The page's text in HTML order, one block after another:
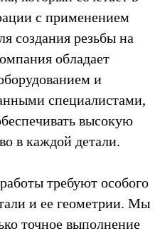
с применением
создания резьбы на
обладает
и
специалистами,
высокую
в каждой детали.
требуют особого
и ее геометрии. Мы
точное выполнение